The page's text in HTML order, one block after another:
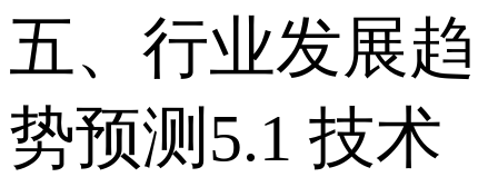
五、行业发展趋
势预测 5.1 技术